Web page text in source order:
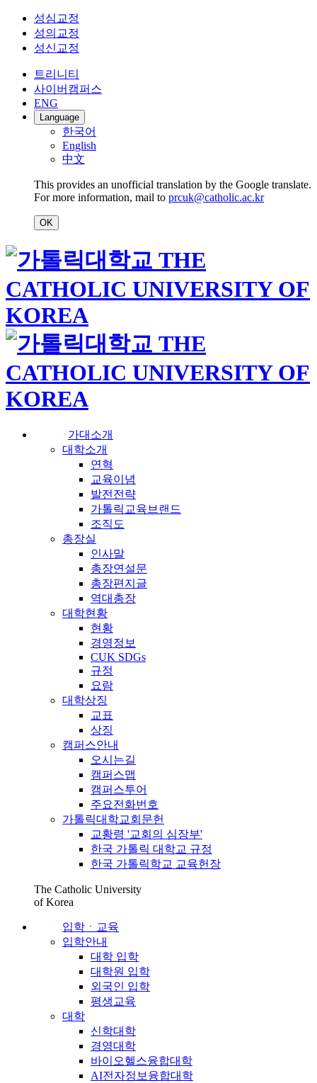
성심교정
성의교정
성신교정
트리니티
사이버캠퍼스
ENG
Language
한국어
English
中文
This provides an unofficial translation by the Google translate.
For more information, mail to prcuk@catholic.ac.kr
OK
가대소개
대학소개
연혁
교육이념
발전전략
가톨릭교육브랜드
조직도
총장실
인사말
총장연설문
총장편지글
역대총장
대학현황
현황
경영정보
CUK SDGs
규정
요람
대학상징
교표
상징
캠퍼스안내
오시는길
캠퍼스맵
캠퍼스투어
주요전화번호
가톨릭대학교회문헌
교황령 '교회의 심장부'
한국 가톨릭 대학교 규정
한국 가톨릭학교 교육헌장
The Catholic University
of Korea
입학ㆍ교육
입학안내
대학 입학
대학원 입학
외국인 입학
평생교육
대학
신학대학
경영대학
바이오헬스융합대학
AI전자정보융합대학